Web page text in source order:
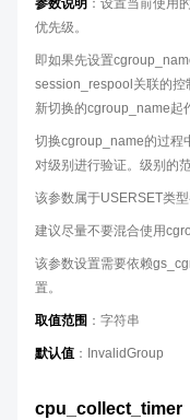
参数说明 ：设置当前使用
优先级。
即如果先设置
session_respool关联的控
新切换的cgroup_name起
切换cgroup_name的过程
对级别进行验证。级别的
该参数属于USERSET类
建议尽量不要混合使用
该参数设置需要依赖
置。
取值范围 ：字符串
默认值 ：InvalidGroup
cpu_collect_timer